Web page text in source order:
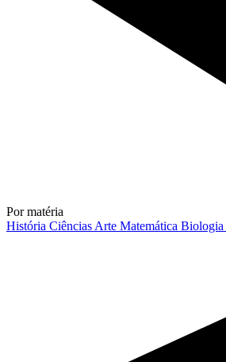
Por matéria
História Ciências Arte Matemática Biologia